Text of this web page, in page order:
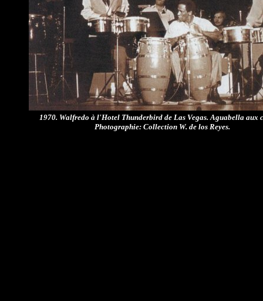
1970. Walfredo à l'Hotel Thunderbird de Las Vegas. Aguabella aux
Photographie: Collection W. de los Reyes.